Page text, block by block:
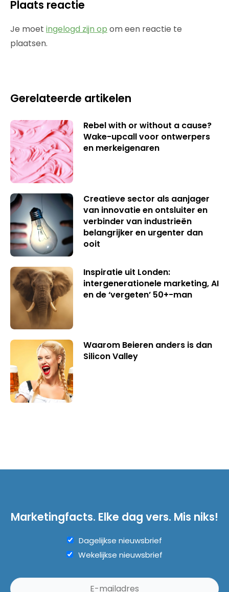
Plaats reactie
Je moet ingelogd zijn op om een reactie te
plaatsen.
Gerelateerde artikelen
Rebel with or without a cause?
Wake-upcall voor ontwerpers
en merkeigenaren
Creatieve sector als aanjager
van innovatie en ontsluiter en
verbinder van industrieën
belangrijker en urgenter dan
ooit
Inspiratie uit Londen:
intergenerationele marketing, AI
en de ‘vergeten’ 50+-man
Waarom Beieren anders is dan
Silicon Valley
Marketingfacts. Elke dag vers. Mis niks!
Dagelijkse nieuwsbrief
Wekelijkse nieuwsbrief